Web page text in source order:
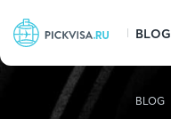
BLOG
BLOG